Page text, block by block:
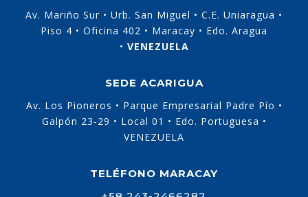
Av. Mariño Sur • Urb. San Miguel • C.E. Uniaragua •
Piso 4 • Oficina 402 • Maracay • Edo. Aragua
• VENEZUELA
SEDE ACARIGUA
Av. Los Pioneros • Parque Empresarial Padre Pío •
Galpón 23-29 • Local 01 • Edo. Portuguesa •
VENEZUELA
TELÉFONO MARACAY